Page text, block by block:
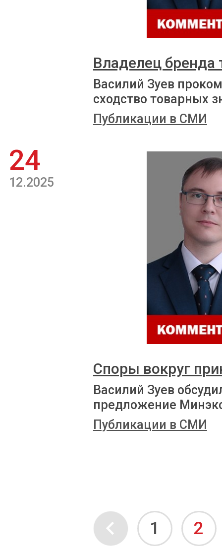
Владелец бренда
Василий Зуев
сходство товарных
Публикации в СМИ
24
12.2025
Споры вокруг
Василий Зуев
предложение
Публикации в СМИ
1 2